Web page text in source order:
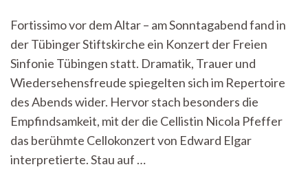
der
Tübinger
Stiftskirche
Fortissimo vor dem Altar – am Sonntagabend fand in
der Tübinger Stiftskirche ein Konzert der Freien
Sinfonie Tübingen statt. Dramatik, Trauer und
Wiedersehensfreude spiegelten sich im Repertoire
des Abends wider. Hervor stach besonders die
Empfindsamkeit, mit der die Cellistin Nicola Pfeffer
das berühmte Cellokonzert von Edward Elgar
interpretierte. Stau auf …